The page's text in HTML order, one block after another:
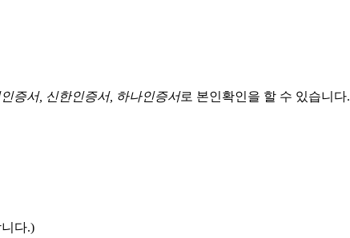
증서, 신한인증서, 하나인증서로 본인확인을 할 수 있습니다.
다.)